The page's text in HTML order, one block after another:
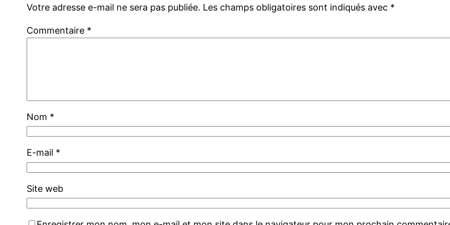
Votre adresse e-mail ne sera pas publiée. Les champs obligatoires sont indiqués avec *
Commentaire *
Nom *
E-mail *
Site web